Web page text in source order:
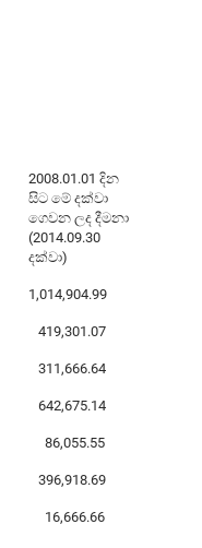
2008.01.01 දින
සිට මේ දක්වා
ගෙවන ලද දීමනා
(2014.09.30
දක්වා)
1,014,904.99
419,301.07
311,666.64
642,675.14
86,055.55
396,918.69
16,666.66